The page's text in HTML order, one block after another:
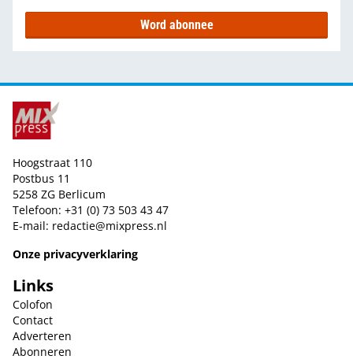
Word abonnee
Hoogstraat 110
Postbus 11
5258 ZG Berlicum
Telefoon: +31 (0) 73 503 43 47
E-mail: redactie@mixpress.nl
Onze privacyverklaring
Links
Colofon
Contact
Adverteren
Abonneren